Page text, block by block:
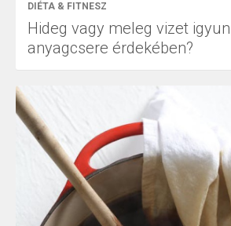
DIÉTA & FITNESZ
Hideg vagy meleg vizet
anyagcsere érdekében?